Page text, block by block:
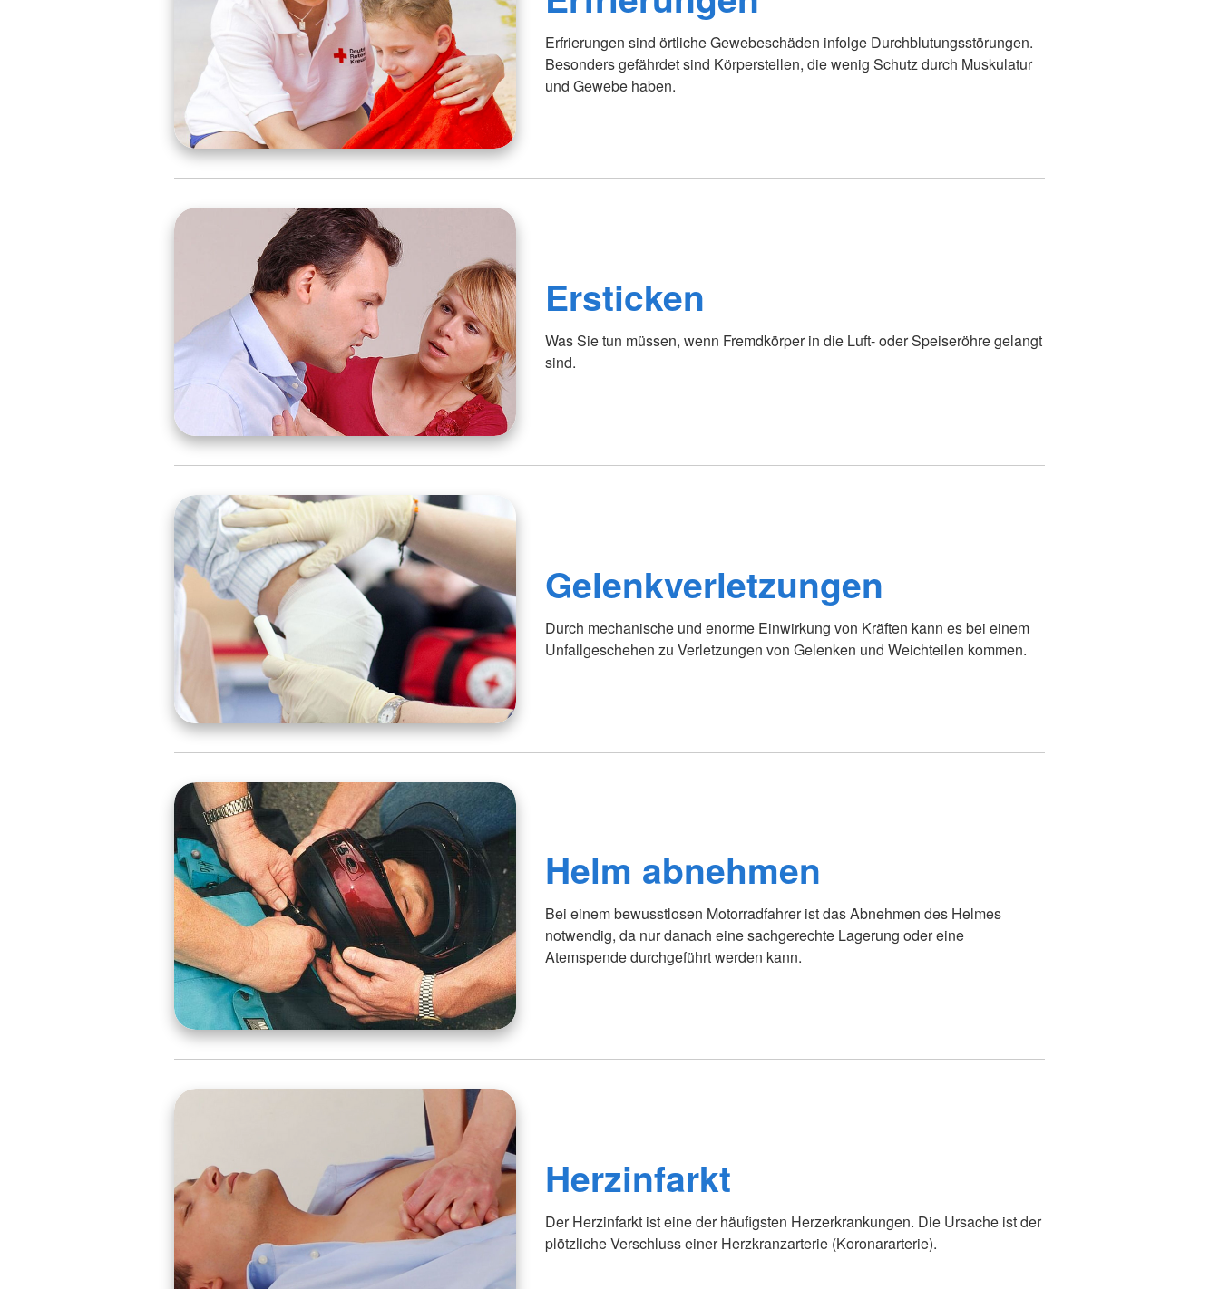
Erfrierungen sind örtliche Gewebeschäden infolge Durchblutungsstörungen.
Besonders gefährdet sind Körperstellen, die wenig Schutz durch Muskulatur
und Gewebe haben.
Ersticken
Was Sie tun müssen, wenn Fremdkörper in die Luft- oder Speiseröhre gelangt
sind.
Gelenkverletzungen
Durch mechanische und enorme Einwirkung von Kräften kann es bei einem
Unfallgeschehen zu Verletzungen von Gelenken und Weichteilen kommen.
Helm abnehmen
Bei einem bewusstlosen Motorradfahrer ist das Abnehmen des Helmes
notwendig, da nur danach eine sachgerechte Lagerung oder eine
Atemspende durchgeführt werden kann.
Herzinfarkt
Der Herzinfarkt ist eine der häufigsten Herzerkrankungen. Die Ursache ist der
plötzliche Verschluss einer Herzkranzarterie (Koronararterie).